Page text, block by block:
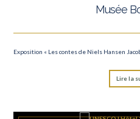
Musée
Exposition « Les contes de Niels Hansen
Lire la